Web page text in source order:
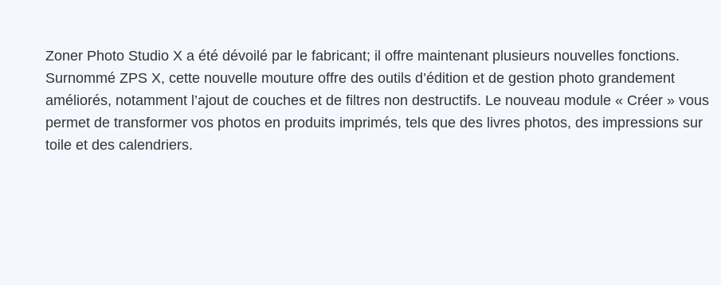
Zoner Photo Studio X a été dévoilé par le fabricant; il offre maintenant plusieurs nouvelles fonctions.
Surnommé ZPS X, cette nouvelle mouture offre des outils d’édition et de gestion photo grandement
améliorés, notamment l’ajout de couches et de filtres non destructifs. Le nouveau module « Créer » vous
permet de transformer vos photos en produits imprimés, tels que des livres photos, des impressions sur
toile et des calendriers.